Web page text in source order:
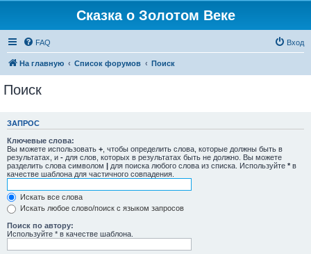
Сказка о Золотом Веке
FAQ Вход
На главную Список форумов Поиск
Поиск
ЗАПРОС
Ключевые слова:
Вы можете использовать + , чтобы определить слова, которые должны быть в
результатах, и - для слов, которых в результатах быть не должно. Вы можете
разделить слова символом | для поиска любого слова из списка. Используйте * в
качестве шаблона для частичного совпадения.
Искать все слова
Искать любое слово/поиск с языком запросов
Поиск по автору:
Используйте * в качестве шаблона.